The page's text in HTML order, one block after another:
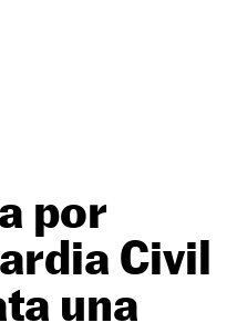
por
Civil
una